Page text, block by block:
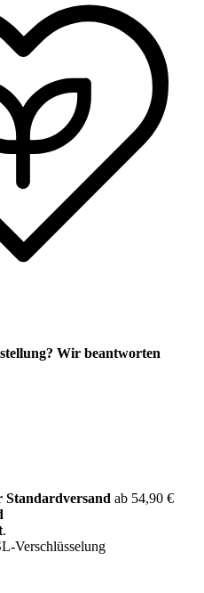
Wir beantworten
Standardversand ab 54,90 €
.
Verschlüsselung